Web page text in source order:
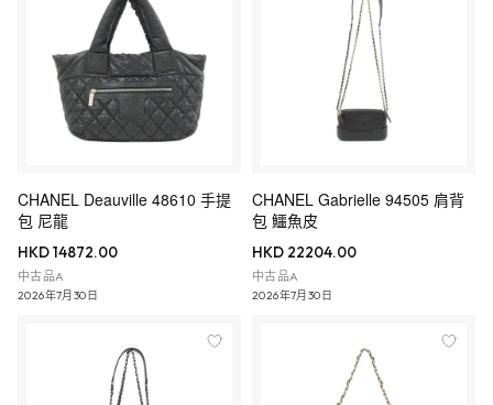
CHANEL Deauville 48610 手提
包 尼龍
HKD 14872.00
中古品A
2026年7月30日
CHANEL Gabrielle 94505 肩背
包 鱷魚皮
HKD 22204.00
中古品A
2026年7月30日